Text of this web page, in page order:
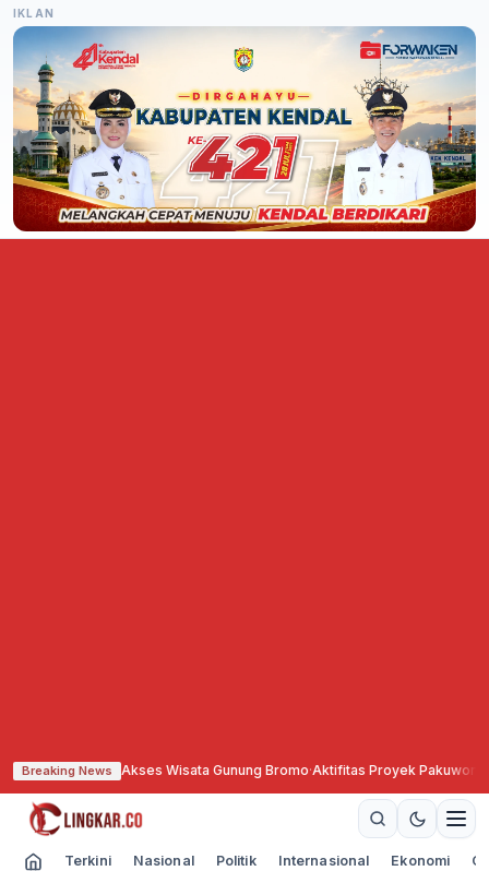
IKLAN
Breaking News
Tutup Total Akses Wisata Gunung Bromo·Aktifitas Proyek Pakuwon
Terkini Nasional Politik Internasional Ekonomi